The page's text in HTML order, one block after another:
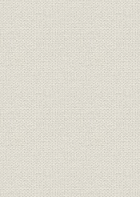
績
昭和元年マデ)
の合併
収塵機の設置